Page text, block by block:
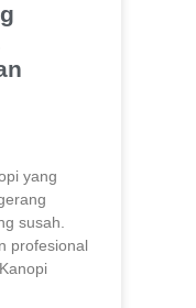
yang
susah.
profesional